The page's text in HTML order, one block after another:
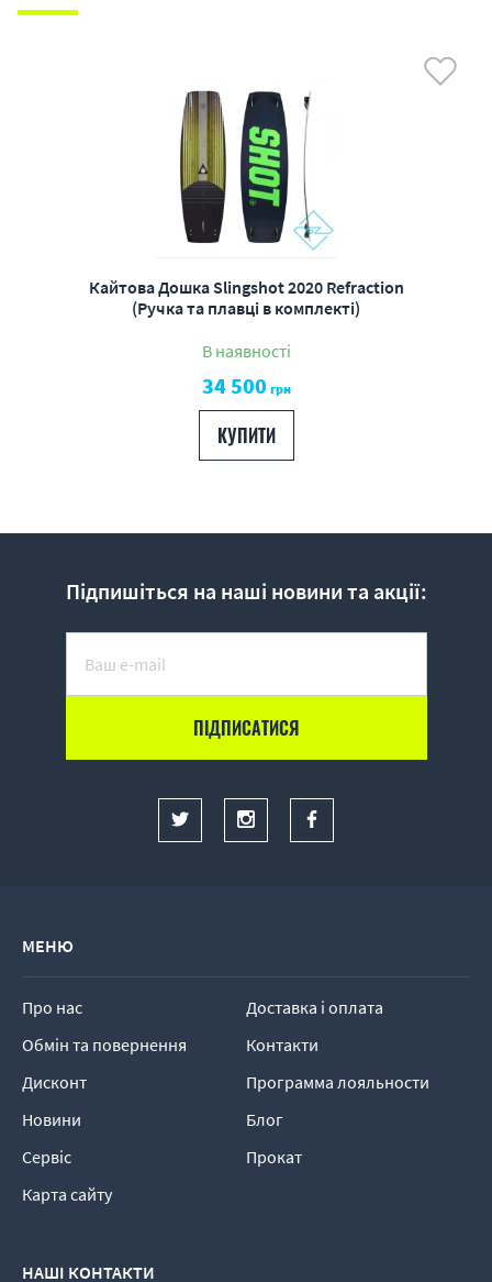
Кайтова Дошка Slingshot 2020 Refraction
(Ручка та плавці в комплекті)
В наявності
34 500грн
КУПИТИ
Підпишіться на наші новини та акції:
МЕНЮ
Про нас
Доставка і оплата
Обмін та повернення
Контакти
Дисконт
Программа лояльности
Новини
Блог
Сервіс
Прокат
Карта сайту
НАШІ КОНТАКТИ